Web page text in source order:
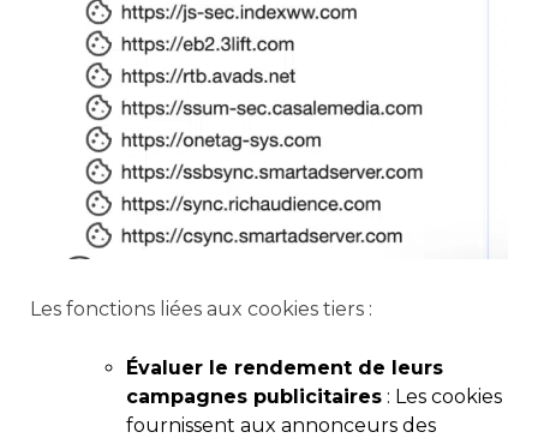
Les fonctions liées aux cookies tiers :
Évaluer le rendement de leurs
campagnes publicitaires : Les cookies
fournissent aux annonceurs des